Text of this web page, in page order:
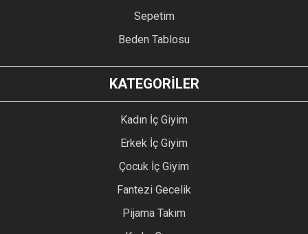
Sepetim
Beden Tablosu
KATEGORİLER
Kadın İç Giyim
Erkek İç Giyim
Çocuk İç Giyim
Fantezi Gecelik
Pijama Takım